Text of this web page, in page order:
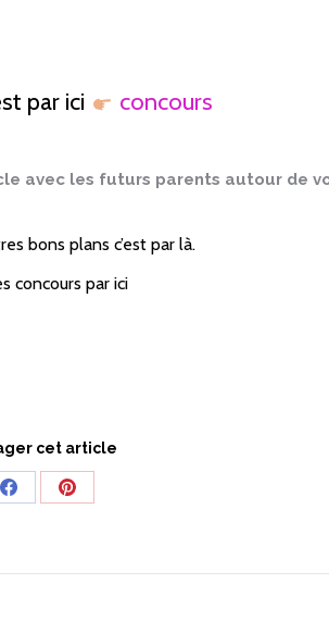
par ici concours
avec les futurs parents autour de
bons plans c’est par là.
concours par ici
cet article
Share
Share